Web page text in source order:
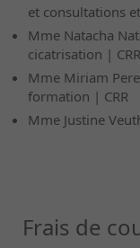
et consultations
Mme Natacha
cicatrisation | CRR
Mme Miriam
formation | CRR
Mme Justine
Frais de